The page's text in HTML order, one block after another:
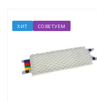
ХИТ СОВЕТУЕМ